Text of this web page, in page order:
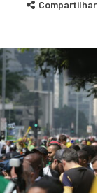
Compartilhar